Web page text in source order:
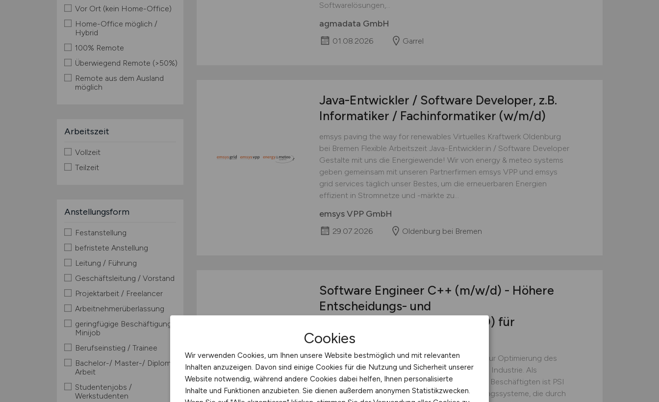
Vor Ort (kein Home-Office)
Home-Office möglich /
Hybrid
100% Remote
Überwiegend Remote (>50%)
Remote aus dem Ausland
möglich
Arbeitszeit
Vollzeit
Teilzeit
Anstellungsform
Festanstellung
befristete Anstellung
Leitung / Führung
Geschäftsleitung / Vorstand
Projektarbeit / Freelancer
Arbeitnehmerüberlassung
geringfügige Beschäftigung /
Minijob
Berufseinstieg / Trainee
Bachelor-/ Master-/ Diplom-
Arbeit
Studentenjobs /
Werkstudenten
Softwarelösungen,...
agmadata GmbH
01.08.2026 Garrel
Java-Entwickler / Software Developer, z.B.
Informatiker / Fachinformatiker (w/m/d)
emsys paving the way for renewables Virtuelles Kraftwerk Oldenburg
bei Bremen Flexible Arbeitszeit Java-Entwickler:in / Software Developer
Gestalte mit uns die Energiewende! Wir von energy & meteo systems
geben gemeinsam mit unseren Partnerfirmen emsys VPP und emsys
grid services täglich unser Bestes, um die erneuerbaren Energien
effizient in Stromnetze und -märkte zu...
emsys VPP GmbH
29.07.2026 Oldenburg bei Bremen
Software Engineer C++ (m/w/d) - Höhere
Entscheidungs- und
Optimierungsfunktionen (HEO) für
Stromnetze
Der PSI-Konzern entwickelt Softwareprodukte zur Optimierung des
Energie- und Materialflusses bei Versorgern und Industrie. Als
unabhängiger Softwarehersteller mit über 2.300 Beschäftigten ist PSI
seit 1969 Technologieführer für Prozesssteuerungssysteme, die durch
Cookies
Wir verwenden Cookies, um Ihnen unsere Website bestmöglich und mit relevanten
Inhalten anzuzeigen. Davon sind einige Cookies für die Nutzung und Sicherheit unserer
Website notwendig, während andere Cookies dabei helfen, Ihnen personalisierte
Inhalte und Funktionen anzubieten. Sie dienen außerdem anonymen Statistikzwecken.